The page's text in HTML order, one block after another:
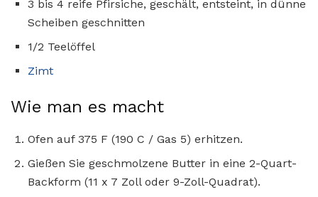
3 bis 4 reife Pfirsiche, geschält, entsteint, in dünne
Scheiben geschnitten
1/2 Teelöffel
Zimt
Wie man es macht
Ofen auf 375 F (190 C / Gas 5) erhitzen.
Gießen Sie geschmolzene Butter in eine 2-Quart-
Backform (11 x 7 Zoll oder 9-Zoll-Quadrat).